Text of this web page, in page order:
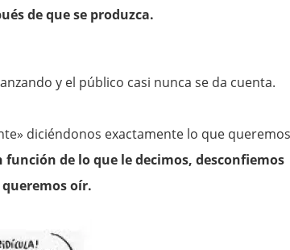
de que se produzca.
y el público casi nunca se da cuenta.
diciéndonos exactamente lo que queremos
de lo que le decimos, desconfiemos
oír.